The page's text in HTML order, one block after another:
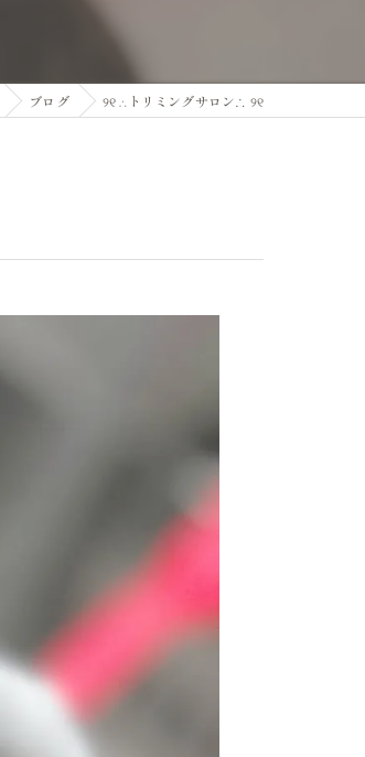
ブログ ୨୧ ∴トリミングサロン∴ ୨୧